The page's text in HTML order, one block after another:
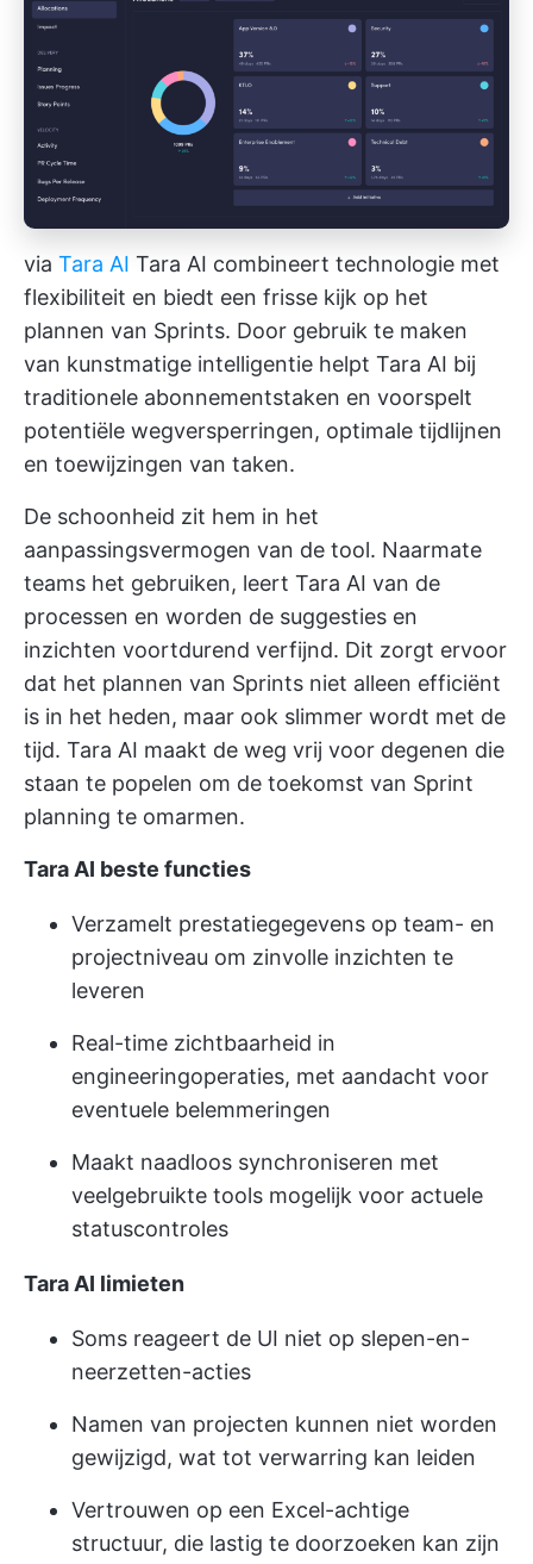
via Tara AI Tara AI combineert technologie met
flexibiliteit en biedt een frisse kijk op het
plannen van Sprints. Door gebruik te maken
van kunstmatige intelligentie helpt Tara AI bij
traditionele abonnementstaken en voorspelt
potentiële wegversperringen, optimale tijdlijnen
en toewijzingen van taken.
De schoonheid zit hem in het
aanpassingsvermogen van de tool. Naarmate
teams het gebruiken, leert Tara AI van de
processen en worden de suggesties en
inzichten voortdurend verfijnd. Dit zorgt ervoor
dat het plannen van Sprints niet alleen efficiënt
is in het heden, maar ook slimmer wordt met de
tijd. Tara AI maakt de weg vrij voor degenen die
staan te popelen om de toekomst van Sprint
planning te omarmen.
Tara AI beste functies
Verzamelt prestatiegegevens op team- en
projectniveau om zinvolle inzichten te
leveren
Real-time zichtbaarheid in
engineeringoperaties, met aandacht voor
eventuele belemmeringen
Maakt naadloos synchroniseren met
veelgebruikte tools mogelijk voor actuele
statuscontroles
Tara AI limieten
Soms reageert de UI niet op slepen-en-
neerzetten-acties
Namen van projecten kunnen niet worden
gewijzigd, wat tot verwarring kan leiden
Vertrouwen op een Excel-achtige
structuur, die lastig te doorzoeken kan zijn